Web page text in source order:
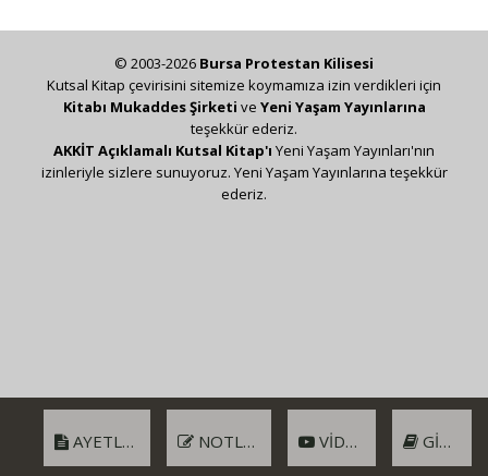
AYETLER NOTLAR VIDEO GIRIŞ
© 2003-2026 Bursa Protestan Kilisesi
Kutsal Kitap çevirisini sitemize koymamıza izin verdikleri için
Kitabı Mukaddes Şirketi ve Yeni Yaşam Yayınlarına
teşekkür ederiz.
AKKİT Açıklamalı Kutsal Kitap'ı Yeni Yaşam Yayınları'nın
izinleriyle sizlere sunuyoruz. Yeni Yaşam Yayınlarına teşekkür
ederiz.